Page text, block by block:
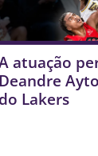
atuação
Deandre
do Lakers